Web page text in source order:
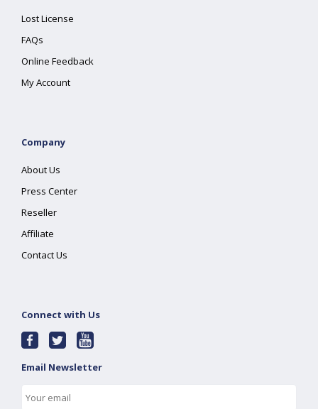
Lost License
FAQs
Online Feedback
My Account
Company
About Us
Press Center
Reseller
Affiliate
Contact Us
Connect with Us
Email Newsletter